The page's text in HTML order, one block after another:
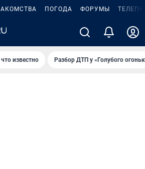
ПОГОДА ФОРУМЫ
известно Разбор ДТП у «Голубого